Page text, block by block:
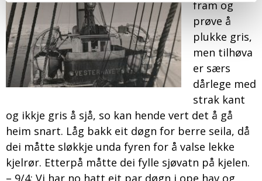
fram og
prøve å
plukke gris,
men tilhøva
er særs
dårlege med
strak kant
og ikkje gris å sjå, so kan hende vert det å gå
heim snart. Låg bakk eit døgn for berre seila, då
dei måtte sløkkje unda fyren for å valse lekke
kjelrør. Etterpå måtte dei fylle sjøvatn på kjelen.
– 9/4: Vi har no hatt eit par døgn i ope hav og